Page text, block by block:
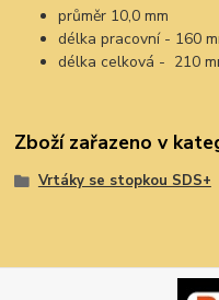
průměr 10,0 mm
délka pracovní - 160
délka celková - 210
Zboží zařazeno v
Vrtáky se stopkou SDS+